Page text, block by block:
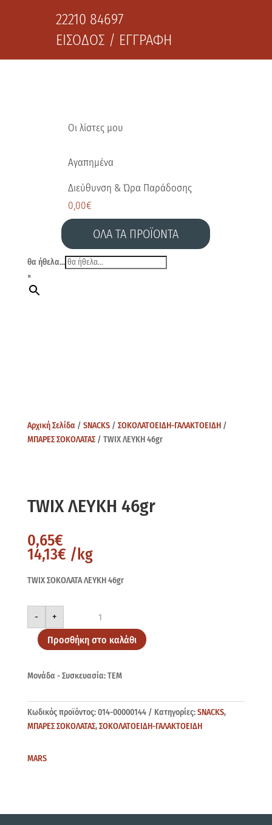
22210 84697
ΕΙΣΟΔΟΣ / ΕΓΓΡΑΦΗ
Οι λίστες μου
Αγαπημένα
Διεύθυνση & Ώρα Παράδοσης
0,00€
ΟΛΑ ΤΑ ΠΡΟΪΟΝΤΑ
θα ήθελα...
×
Αρχική Σελίδα / SNACKS/ ΣΟΚΟΛΑΤΟΕΙΔΗ-ΓΑΛΑΚΤΟΕΙΔΗ/
ΜΠΑΡΕΣ ΣΟΚΟΛΑΤΑΣ/ TWIX ΛΕΥΚΗ 46gr
TWIX ΛΕΥΚΗ 46gr
0,65€
14,13€ /kg
TWIX ΣΟΚΟΛΑΤΑ ΛΕΥΚΗ 46gr
-
TWIX
46gr
ποσότητα
+
Προσθήκη στο καλάθι
Μονάδα - Συσκευασία: ΤΕΜ
Κωδικός προϊόντος:014-00000144 Κατηγορίες:SNACKS,
ΜΠΑΡΕΣ ΣΟΚΟΛΑΤΑΣ,ΣΟΚΟΛΑΤΟΕΙΔΗ-ΓΑΛΑΚΤΟΕΙΔΗ
MARS